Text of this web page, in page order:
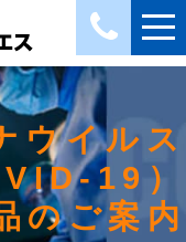
ウイルス
19）
のご案内